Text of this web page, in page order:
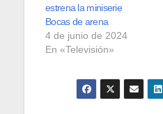
estrena la miniserie
Bocas de arena
4 de junio de 2024
En «Televisión»